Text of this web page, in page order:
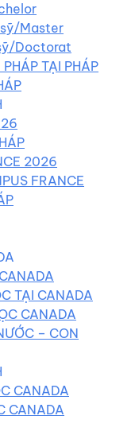
Master
Doctorat
TẠI PHÁP
2026
FRANCE
TẠI CANADA
CANADA
– CON
CANADA
CANADA